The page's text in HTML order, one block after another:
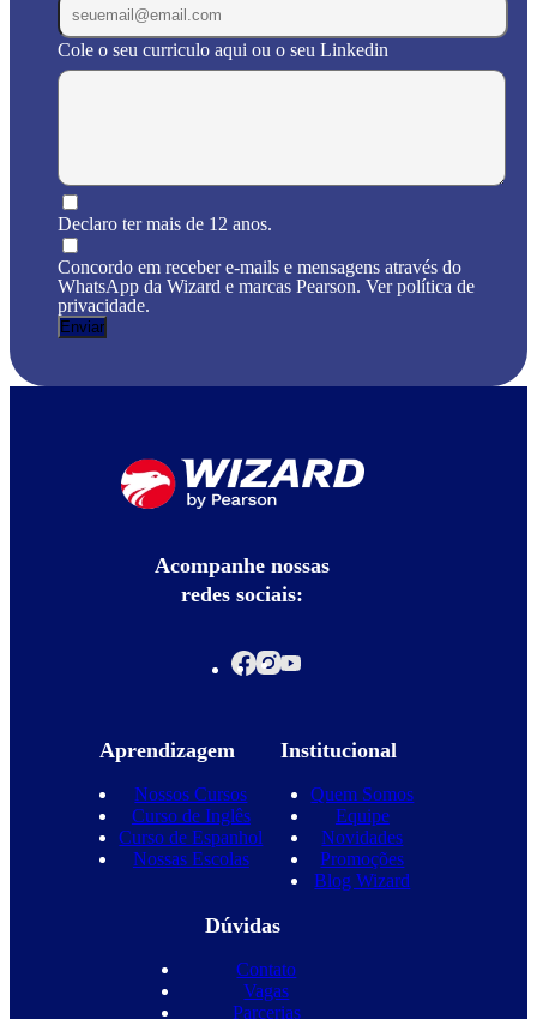
Cole o seu curriculo aqui ou o seu Linkedin
Declaro ter mais de 12 anos.
Concordo em receber e-mails e mensagens através do
WhatsApp da Wizard e marcas Pearson. Ver política de
privacidade.
Acompanhe nossas
redes sociais:
Aprendizagem
Nossos Cursos
Curso de Inglês
Curso de Espanhol
Nossas Escolas
Institucional
Quem Somos
Equipe
Novidades
Promoções
Blog Wizard
Dúvidas
Contato
Vagas
Parcerias